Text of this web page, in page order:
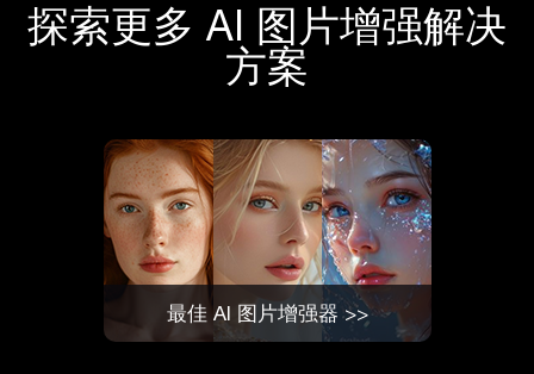
探索更多 AI 图片增强解决
方案
最佳 AI 图片增强器 >>